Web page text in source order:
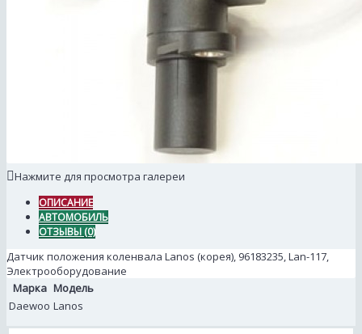
Нажмите для просмотра галереи
ОПИСАНИЕ
АВТОМОБИЛЬ
ОТЗЫВЫ (0)
Датчик положения коленвала Lanos (корея), 96183235, Lan-117,
Электрооборудование
Марка Модель
Daewoo Lanos